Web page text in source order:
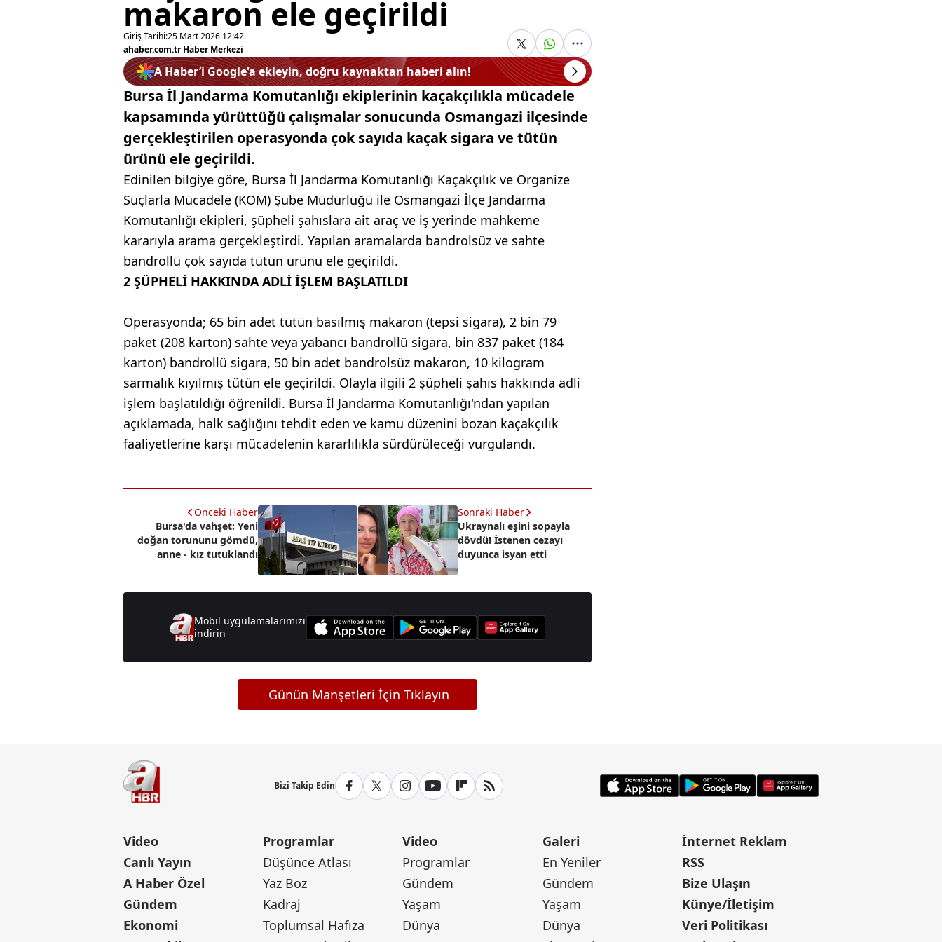
makaron ele geçirildi
Giriş Tarihi:25 Mart 2026 12:42
ahaber.com.tr Haber Merkezi
A Haber’i Google'a ekleyin, doğru kaynaktan haberi alın!
Bursa İl Jandarma Komutanlığı ekiplerinin kaçakçılıkla mücadele
kapsamında yürüttüğü çalışmalar sonucunda Osmangazi ilçesinde
gerçekleştirilen operasyonda çok sayıda kaçak sigara ve tütün
ürünü ele geçirildi.
Edinilen bilgiye göre, Bursa İl Jandarma Komutanlığı Kaçakçılık ve Organize
Suçlarla Mücadele (KOM) Şube Müdürlüğü ile Osmangazi İlçe Jandarma
Komutanlığı ekipleri, şüpheli şahıslara ait araç ve iş yerinde mahkeme
kararıyla arama gerçekleştirdi. Yapılan aramalarda bandrolsüz ve sahte
bandrollü çok sayıda tütün ürünü ele geçirildi.
2 ŞÜPHELİ HAKKINDA ADLİ İŞLEM BAŞLATILDI
Operasyonda; 65 bin adet tütün basılmış makaron (tepsi sigara), 2 bin 79
paket (208 karton) sahte veya yabancı bandrollü sigara, bin 837 paket (184
karton) bandrollü sigara, 50 bin adet bandrolsüz makaron, 10 kilogram
sarmalık kıyılmış tütün ele geçirildi. Olayla ilgili 2 şüpheli şahıs hakkında adli
işlem başlatıldığı öğrenildi. Bursa İl Jandarma Komutanlığı'ndan yapılan
açıklamada, halk sağlığını tehdit eden ve kamu düzenini bozan kaçakçılık
faaliyetlerine karşı mücadelenin kararlılıkla sürdürüleceği vurgulandı.
Önceki Haber
Bursa'da vahşet: Yeni
doğan torununu gömdü,
anne - kız tutuklandı
Sonraki Haber
Ukraynalı eşini sopayla
dövdü! İstenen cezayı
duyunca isyan etti
Mobil uygulamalarımızı
indirin
Günün Manşetleri İçin Tıklayın
Bizi Takip Edin
Video
Canlı Yayın
A Haber Özel
Gündem
Ekonomi
Programlar
Düşünce Atlası
Yaz Boz
Kadraj
Toplumsal Hafıza
Video
Programlar
Gündem
Yaşam
Dünya
Galeri
En Yeniler
Gündem
Yaşam
Dünya
İnternet Reklam
RSS
Bize Ulaşın
Künye/İletişim
Veri Politikası